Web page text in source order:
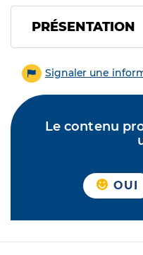
PRÉSENTATION
Signaler une
Le contenu
OUI